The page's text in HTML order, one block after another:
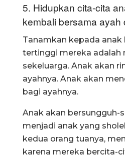
5. Hidupkan cita-cita
kembali bersama ayah
Tanamkan kepada
tertinggi mereka adalah
sekeluarga. Anak akan
ayahnya. Anak akan
bagi ayahnya.
Anak akan bersungguh-
menjadi anak yang
kedua orang tuanya,
karena mereka bercita-